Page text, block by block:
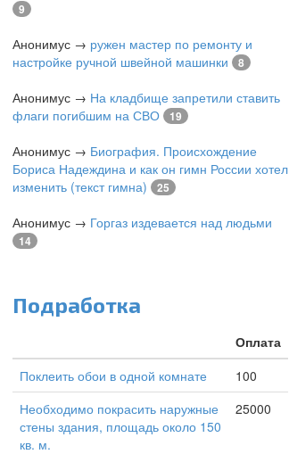
9
Анонимус → ружен мастер по ремонту и
настройке ручной швейной машинки
8
Анонимус → На кладбище запретили ставить
флаги погибшим на СВО
19
Анонимус → Биография. Происхождение
Бориса Надеждина и как он гимн России хотел
изменить (текст гимна)
25
Анонимус → Горгаз издевается над людьми
14
Подработка
Оплата
Поклеить обои в одной комнате
100
Необходимо покрасить наружные
стены здания, площадь около 150
кв. м.
25000